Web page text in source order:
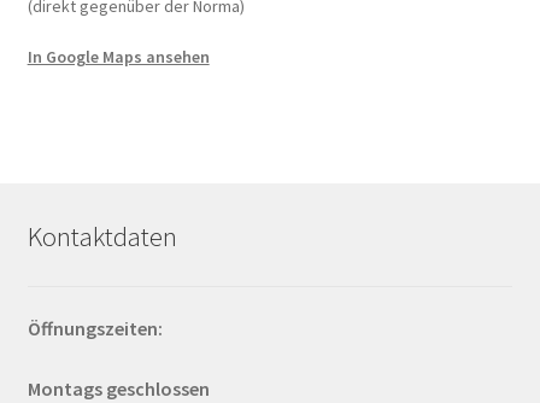
(direkt gegenüber der Norma)
In Google Maps ansehen
Kontaktdaten
Öffnungszeiten:
Montags geschlossen